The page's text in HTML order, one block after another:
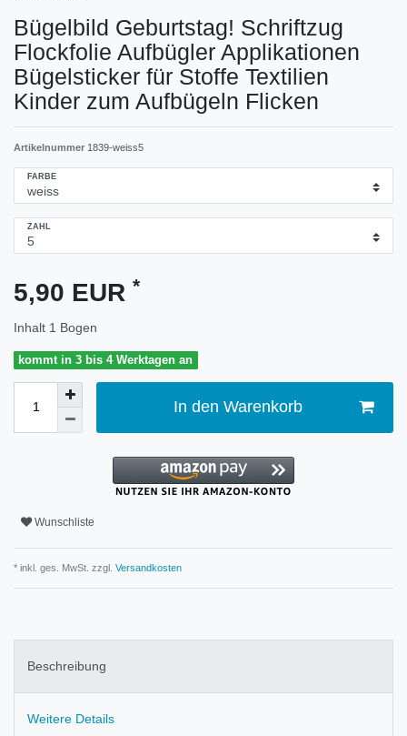
Bügelbild Geburtstag! Schriftzug
Flockfolie Aufbügler Applikationen
Bügelsticker für Stoffe Textilien
Kinder zum Aufbügeln Flicken
Artikelnummer 1839-weiss5
FARBE
ZAHL
5,90 EUR *
Inhalt 1 Bogen
kommt in 3 bis 4 Werktagen an
In den Warenkorb
Wunschliste
* inkl. ges. MwSt. zzgl. Versandkosten
Beschreibung
Weitere Details